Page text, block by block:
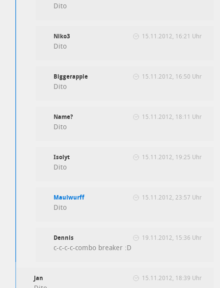
Dito
Niko3 15.11.2012, 16:21 Uhr
Dito
Biggerapple 15.11.2012, 16:50 Uhr
Dito
Name? 15.11.2012, 18:11 Uhr
Dito
Isolyt 15.11.2012, 19:25 Uhr
Dito
Maulwurff 15.11.2012, 23:57 Uhr
Dito
Dennis 19.11.2012, 15:36 Uhr
c-c-c-c-combo breaker :D
Jan 15.11.2012, 18:39 Uhr